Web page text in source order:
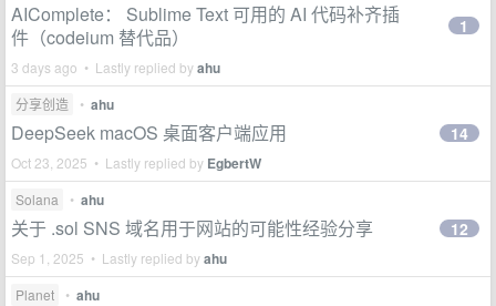
AIComplete： Sublime Text 可用的 AI 代码补齐插
件（codeium 替代品）
3 days ago • Lastly replied byahu
1
分享创造 • ahu
DeepSeek macOS 桌面客户端应用
Oct 23, 2025 • Lastly replied by EgbertW
14
Solana • ahu
关于 .sol SNS 域名用于网站的可能性经验分享
Sep 1, 2025 • Lastly replied byahu
12
Planet • ahu